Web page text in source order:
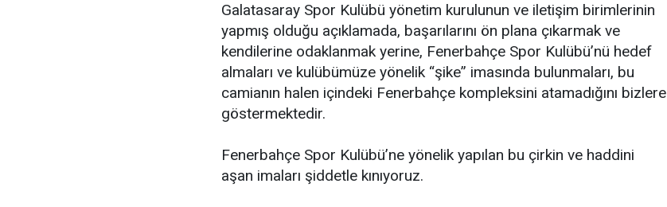
Galatasaray Spor Kulübü yönetim kurulunun ve iletişim birimlerinin
yapmış olduğu açıklamada, başarılarını ön plana çıkarmak ve
kendilerine odaklanmak yerine, Fenerbahçe Spor Kulübü’nü hedef
almaları ve kulübümüze yönelik “şike” imasında bulunmaları, bu
camianın halen içindeki Fenerbahçe kompleksini atamadığını bizlere
göstermektedir.
Fenerbahçe Spor Kulübü’ne yönelik yapılan bu çirkin ve haddini
aşan imaları şiddetle kınıyoruz.